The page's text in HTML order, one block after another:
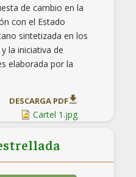
de cambio en la
con el Estado
sintetizada en los
la iniciativa de
elaborada por la
DESCARGA PDF
Cartel 1.jpg